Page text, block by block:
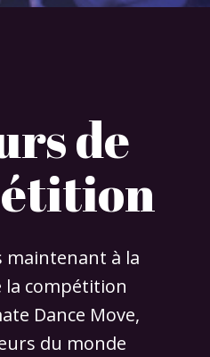
de
maintenant à la
la compétition
Dance Move,
du monde